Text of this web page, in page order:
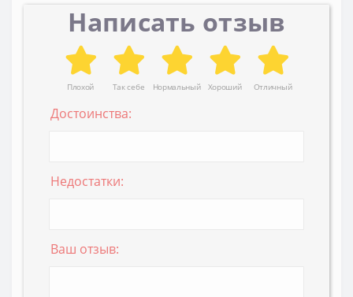
Написать отзыв
Плохой Так себе Нормальный Хороший Отличный
Достоинства:
Недостатки:
Ваш отзыв: